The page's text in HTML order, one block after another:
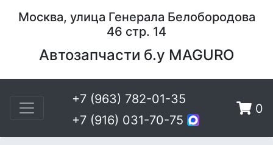
Москва, улица Генерала Белобородова
46 стр. 14
Автозапчасти б.у MAGURO
+7 (963) 782-01-35
+7 (916) 031-70-75
0